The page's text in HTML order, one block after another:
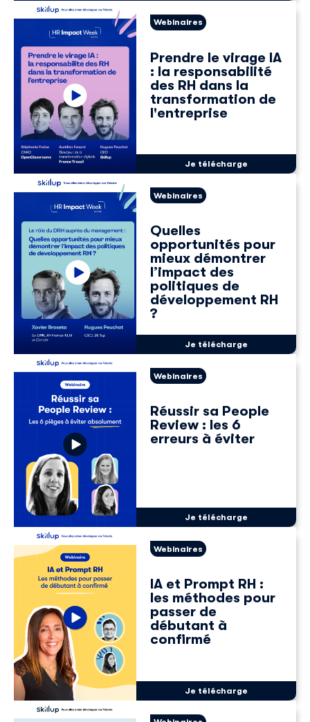
Webinaires
Prendre le virage IA
: la responsabilité
des RH dans la
transformation de
l'entreprise
Je télécharge
Webinaires
Quelles
opportunités pour
mieux démontrer
l’impact des
politiques de
développement RH
?
Je télécharge
Webinaires
Réussir sa People
Review : les 6
erreurs à éviter
Je télécharge
Webinaires
IA et Prompt RH :
les méthodes pour
passer de
débutant à
confirmé
Je télécharge